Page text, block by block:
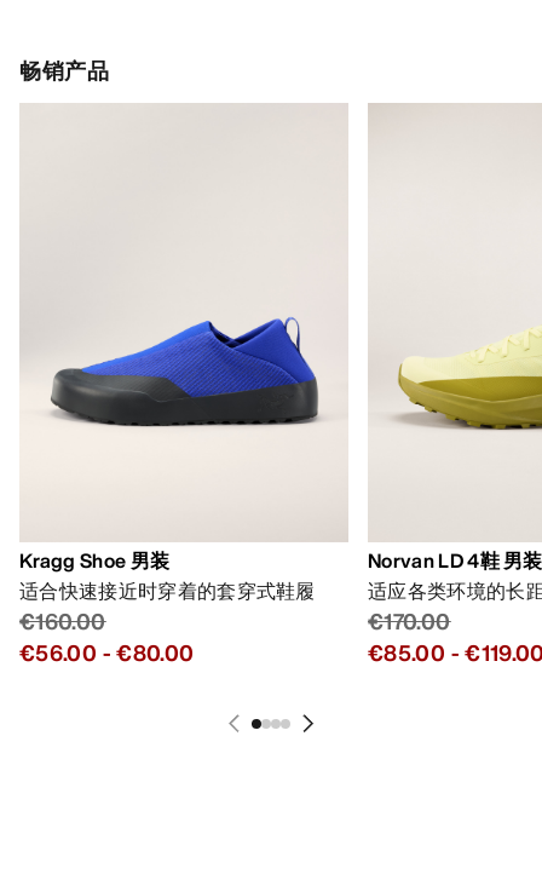
畅销产品
Kragg Shoe 男装
适合快速接近时穿着的套穿式鞋履
€160.00
€56.00 -€80.00
Norvan LD 4鞋 男装
适应各类环境的长
€170.00
€85.00 -